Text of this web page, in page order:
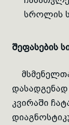
სროლის
შეფასების
კვირაში